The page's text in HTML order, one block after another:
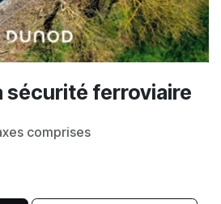
sécurité ferroviaire
comprises